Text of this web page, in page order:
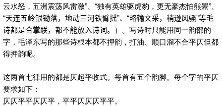
云水怒，五洲震荡风雷激”、“独有英雄驱虎豹，更无豪杰怕熊罴”、
“天连五岭银锄落，地动三河铁臂摇”、“略输文采，稍逊风骚”等毛
诗都是合掌联，都不能放入诗词。 ）。写诗时只能用同一韵部的
字，毛泽东写的那些诗根本都不押韵，打油、顺口溜不合平仄但都
得押韵呢。
这两首七律用的都是仄起平收式。每首有五个韵脚。每个字的平仄
要求如下：
仄仄平平仄仄平，平平仄仄仄平平。